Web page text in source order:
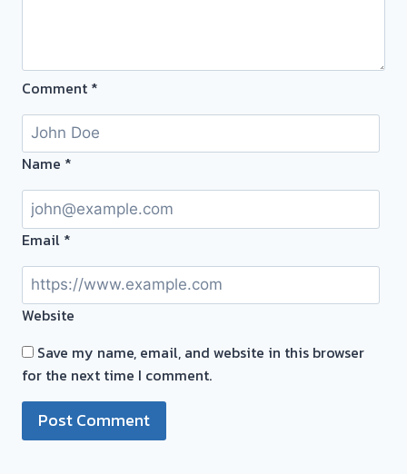
ตั๋ว
จ่าย
ทันที
ต้อง
รอ
📌
ผล
นี➡️รับ
ซื้อ
ตั๋ว
Comment *
Name *
Email *
Website
Save my name, email, and website in this browser
for the next time I comment.